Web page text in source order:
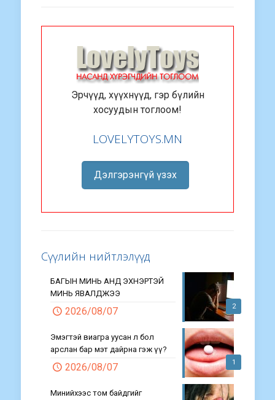
Эрчүүд, хүүхнүүд, гэр бүлийн
хосуудын тоглоом!
LOVELYTOYS.MN
Дэлгэрэнгүй үзэх
Сүүлийн нийтлэлүүд
2
БАГЫН МИНЬ АНД ЭХНЭРТЭЙ
МИНЬ ЯВАЛДЖЭЭ
2026/08/07
1
Эмэгтэй виагра уусан л бол
арслан бар мэт дайрна гэж үү?
2026/08/07
Минийхээс том байдгийг